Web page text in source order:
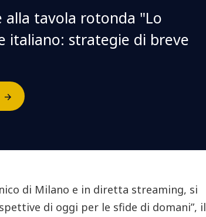
tavola rotonda "Lo
italiano: strategie di breve
di Milano e in diretta streaming, si
di oggi per le sfide di domani”, il